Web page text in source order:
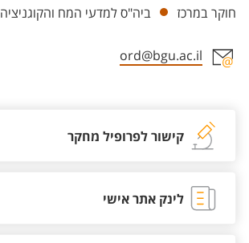
חוקר במרכז
ביה"ס למדעי המח והקוגניציה
ord@bgu.ac.il
קישור לפרופיל מחקר
לינק אתר אישי